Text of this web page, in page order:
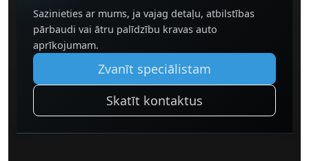
Sazinieties ar mums, ja vajag detaļu, atbilstības
pārbaudi vai ātru palīdzību kravas auto
aprīkojumam.
Zvanīt speciālistam
Skatīt kontaktus